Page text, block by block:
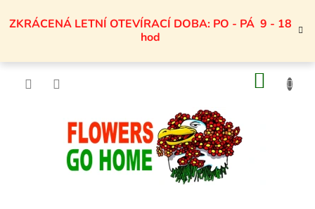
naZKRÁCENÁ LETNÍ OTEVÍRACÍ DOBA: PO - PÁ 9 - 18
hod